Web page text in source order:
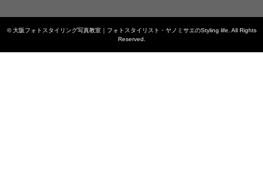
©大阪フォトスタイリング写真教室｜フォトスタイリスト・ヤノミサエのStyling life. All Rights
Reserved.